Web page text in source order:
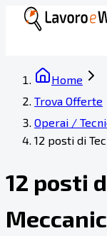
Home
Trova Offerte
Operai /
12 posti di
12 posti